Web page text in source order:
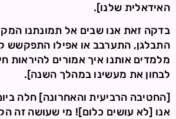
האידאלית שלנו].
בדקה זאת אנו שבים אל תמונתנו
התבלגן, התערבב או אפילו
מלמדים אותנו איך אמורים להיראות
לבחון את מעשינו במהלך השנה].
[החטיבה הרביעית והאחרונה] חלה
אנו [לא עושים כלום]! מי שעושה זה